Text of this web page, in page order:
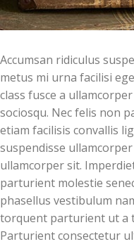
Accumsan ridiculus
metus mi urna facilisi
class fusce a
sociosqu. Nec felis non
etiam facilisis convallis
suspendisse
ullamcorper sit.
parturient molestie
phasellus vestibulum
torquent parturient ut a
Parturient consectetur